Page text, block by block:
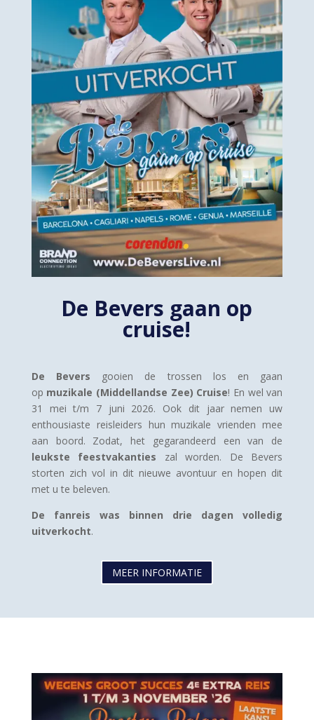
De Bevers gaan op
cruise!
De Bevers gooien de trossen los en gaan
op muzikale (Middellandse Zee) Cruise! En wel van
31 mei t/m 7 juni 2026. Ook dit jaar nemen uw
enthousiaste reisleiders hun muzikale vrienden mee
aan boord. Zodat, het gegarandeerd een van de
leukste feestvakanties zal worden. De Bevers
storten zich vol in dit nieuwe avontuur en hopen dit
met u te beleven.
De fanreis was binnen drie dagen volledig
uitverkocht.
MEER INFORMATIE